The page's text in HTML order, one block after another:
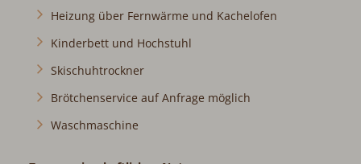
Heizung über Fernwärme und Kachelofen
Kinderbett und Hochstuhl
Skischuhtrockner
Brötchenservice auf Anfrage möglich
Waschmaschine